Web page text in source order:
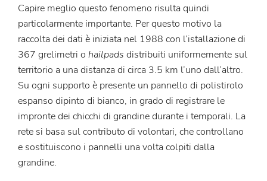
Capire meglio questo fenomeno risulta quindi
particolarmente importante. Per questo motivo la
raccolta dei dati è iniziata nel 1988 con l’istallazione di
367 grelimetri o hailpads distribuiti uniformemente sul
territorio a una distanza di circa 3.5 km l’uno dall’altro.
Su ogni supporto è presente un pannello di polistirolo
espanso dipinto di bianco, in grado di registrare le
impronte dei chicchi di grandine durante i temporali. La
rete si basa sul contributo di volontari, che controllano
e sostituiscono i pannelli una volta colpiti dalla
grandine.